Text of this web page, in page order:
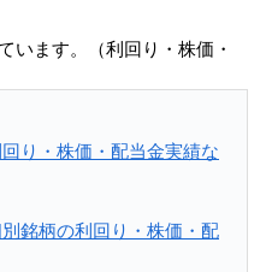
います。（利回り・株価・
り・株価・配当金実績な
銘柄の利回り・株価・配